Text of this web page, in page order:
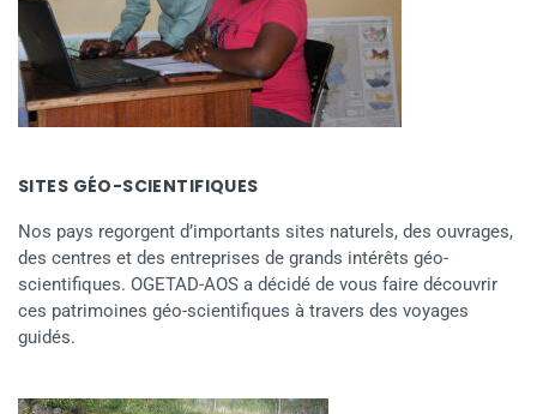
SITES GÉO-SCIENTIFIQUES
Nos pays regorgent d’importants sites naturels, des ouvrages,
des centres et des entreprises de grands intérêts géo-
scientifiques. OGETAD-AOS a décidé de vous faire découvrir
ces patrimoines géo-scientifiques à travers des voyages
guidés.